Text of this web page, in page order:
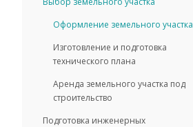
Оформление земельного участка
Изготовление и подготовка
технического плана
Аренда земельного участка под
строительство
Подготовка инженерных